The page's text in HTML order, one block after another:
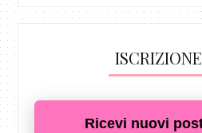
Ricevi nuovi